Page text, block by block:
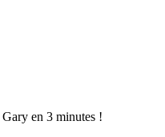
en 3 minutes !